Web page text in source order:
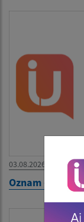
03.08.2026
Oznam -